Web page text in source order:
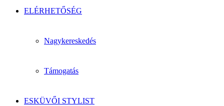
ELÉRHETŐSÉG
Nagykereskedés
Támogatás
ESKÜVŐI STYLIST